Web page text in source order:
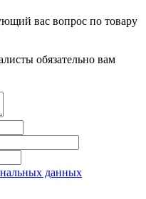
вас вопрос по товару
обязательно вам
данных